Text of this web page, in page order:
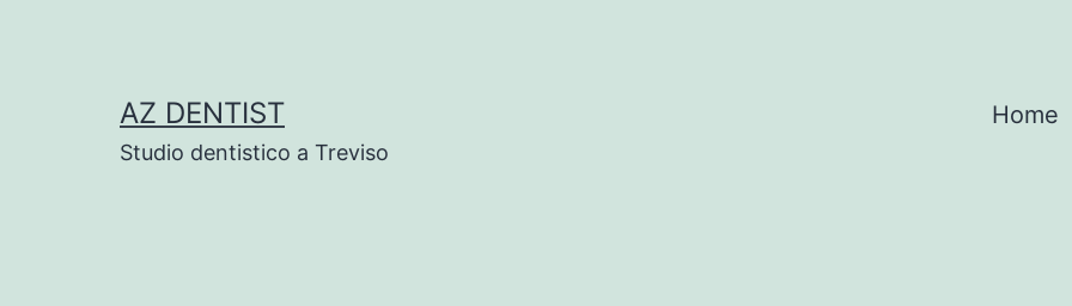
AZ DENTIST
Studio dentistico a Treviso
Home